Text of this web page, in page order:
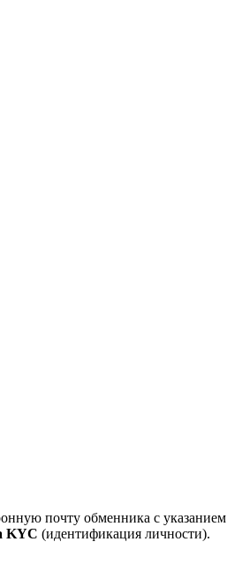
почту обменника с указанием
KYC (идентификация личности).